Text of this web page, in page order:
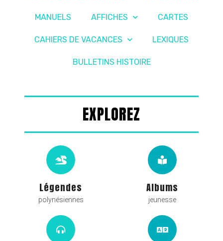
MANUELS AFFICHES CARTES
CAHIERS DE VACANCES LEXIQUES
BULLETINS HISTOIRE
EXPLOREZ
Légendes
polynésiennes
Albums
jeunesse